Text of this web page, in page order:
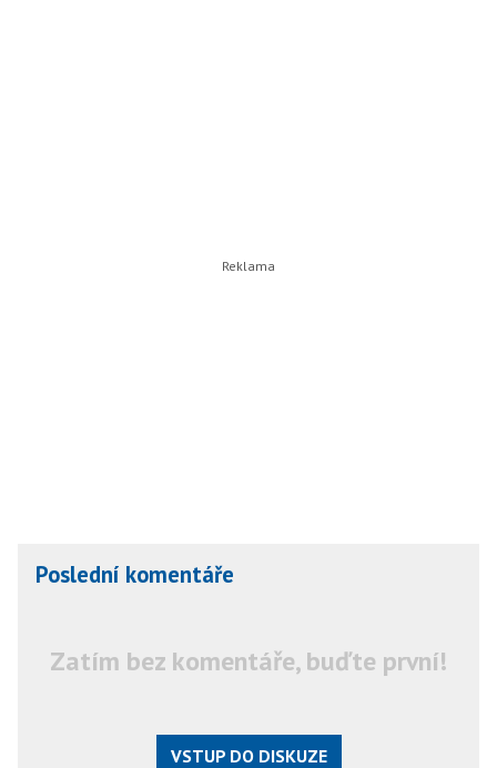
Poslední komentáře
Zatím bez komentáře, buďte první!
VSTUP DO DISKUZE